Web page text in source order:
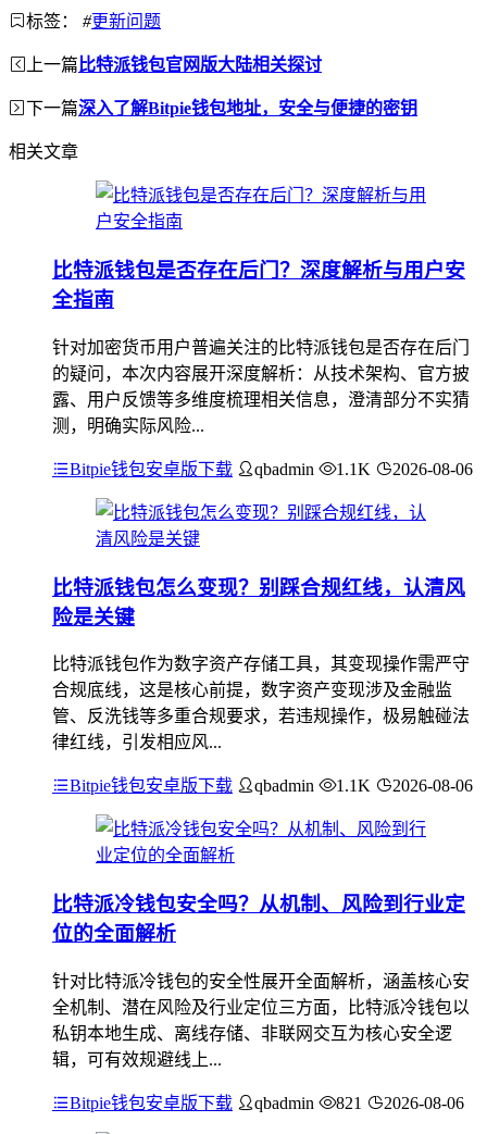
标签： #更新问题
上一篇比特派钱包官网版大陆相关探讨
下一篇深入了解Bitpie钱包地址，安全与便捷的密钥
相关文章
比特派钱包是否存在后门？深度解析与用户安
全指南
针对加密货币用户普遍关注的比特派钱包是否存在后门
的疑问，本次内容展开深度解析：从技术架构、官方披
露、用户反馈等多维度梳理相关信息，澄清部分不实猜
测，明确实际风险...
Bitpie钱包安卓版下载 qbadmin 1.1K 2026-08-06
比特派钱包怎么变现？别踩合规红线，认清风
险是关键
比特派钱包作为数字资产存储工具，其变现操作需严守
合规底线，这是核心前提，数字资产变现涉及金融监
管、反洗钱等多重合规要求，若违规操作，极易触碰法
律红线，引发相应风...
Bitpie钱包安卓版下载 qbadmin 1.1K 2026-08-06
比特派冷钱包安全吗？从机制、风险到行业定
位的全面解析
针对比特派冷钱包的安全性展开全面解析，涵盖核心安
全机制、潜在风险及行业定位三方面，比特派冷钱包以
私钥本地生成、离线存储、非联网交互为核心安全逻
辑，可有效规避线上...
Bitpie钱包安卓版下载 qbadmin 821 2026-08-06